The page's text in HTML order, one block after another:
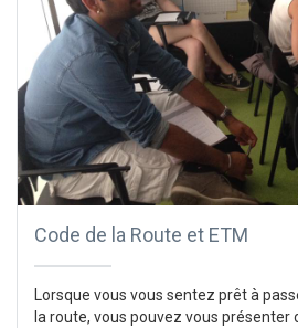
Code de la Route et ETM
Lorsque vous vous sentez prêt à
la route, vous pouvez vous